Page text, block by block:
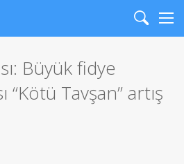
Search
Büyük fidye
“Kötü Tavşan” artış